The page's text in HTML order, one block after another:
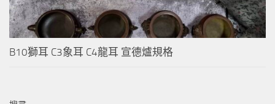
B10獅耳 C3象耳 C4龍耳 宣德爐規格